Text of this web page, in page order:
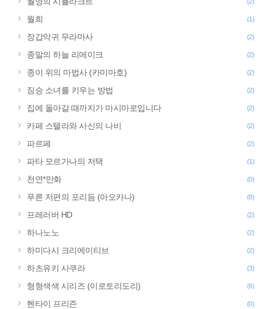
월희 (1)
장갑악귀 무라마사 (2)
종말의 하늘 리메이크 (2)
종이 위의 마법사 (카미마호) (2)
짐승 소녀를 키우는 방법 (2)
집에 돌아갈 때까지가 마시마로입니다 (2)
카페 스텔라와 사신의 나비 (2)
파르페 (2)
파타 모르가나의 저택 (1)
천연*만화 (0)
푸른 저편의 포리듬 (아오카나) (8)
프레러버 HD (2)
하나노노 (2)
하미다시 크리에이티브 (2)
하츠유키 사쿠라 (3)
형형색색 시리즈 (이로토리도리) (6)
헨타이 프리즌 (0)